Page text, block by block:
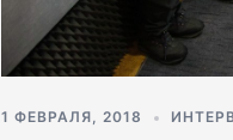
1 ФЕВРАЛЯ, 2018